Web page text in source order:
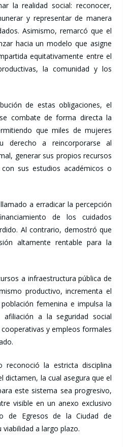
la realidad social: reconocer,
y representar de manera
Asimismo, remarcó que el
hacia un modelo que asigne
equitativamente entre el
la comunidad y los
de estas obligaciones, el
combate de forma directa la
que miles de mujeres
derecho a reincorporarse al
generar sus propios recursos
sus estudios académicos o
a erradicar la percepción
de los cuidados
Al contrario, demostró que
altamente rentable para la
a infraestructura pública de
productivo, incrementa el
femenina e impulsa la
a la seguridad social
y empleos formales
reconoció la estricta disciplina
dictamen, la cual asegura que el
este sistema sea progresivo,
visible en un anexo exclusivo
de Egresos de la Ciudad de
a largo plazo.